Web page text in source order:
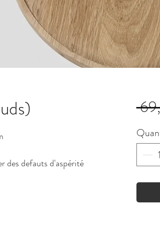
des defauts d'aspérité